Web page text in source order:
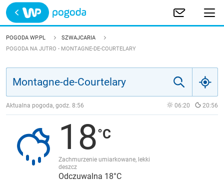
Trwa ładowanie
POLSKA
JAKOŚĆ POWIETRZA
POGODA WP.PL
SZWAJCARIA
POGODA NA JUTRO - MONTAGNE-DE-COURTELARY
Aktualna pogoda, godz. 8:56 06:20 20:56
18
Zachmurzenie umiarkowane, lekki
deszcz
Odczuwalna 18°C